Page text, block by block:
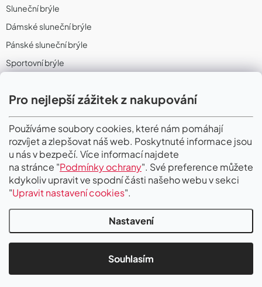
Pro nejlepší zážitek z nakupování
Používáme soubory cookies, které nám pomáhají
rozvíjet a zlepšovat náš web. Poskytnuté informace jsou
u nás v bezpečí. Více informací najdete
na stránce "Podmínky ochrany". Své preference můžete
kdykoliv upravit ve spodní části našeho webu v sekci
"Upravit nastavení cookies".
Nastavení
Souhlasím
Sluneční brýle
Dámské sluneční brýle
Pánské sluneční brýle
Sportovní brýle
Sportovní dioptrické brýle
II. Jakost
PŘIJÍMÁME ONLINE PLATBY
Copyright 2026Gigaoptik. Všechna práva vyhrazena.Upravit nastavení
cookies